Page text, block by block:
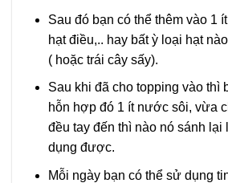
Sau đó bạn có thể thêm vào 1
hạt điều,.. hay bất ỳ loại hạt
( hoặc trái cây sấy).
Sau khi đã cho topping vào thì
hỗn hợp đó 1 ít nước sôi, vừa
đều tay đến thì nào nó sánh lại
dụng được.
Mỗi ngày bạn có thể sử dụng